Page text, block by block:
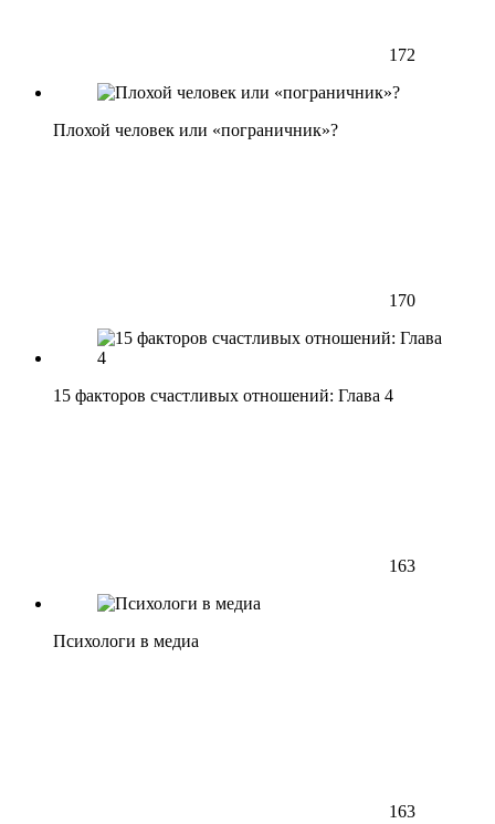
172
Плохой человек или «пограничник»?
170
15 факторов счастливых отношений: Глава 4
163
Психологи в медиа
163